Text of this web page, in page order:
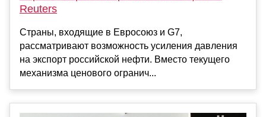
Reuters
Страны, входящие в Евросоюз и G7,
рассматривают возможность усиления давления
на экспорт российской нефти. Вместо текущего
механизма ценового огранич...